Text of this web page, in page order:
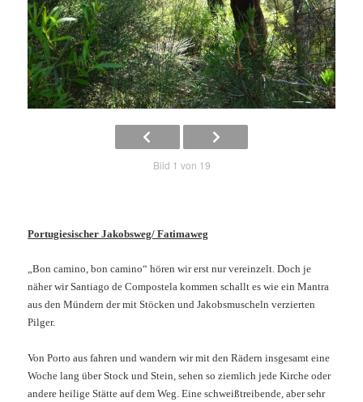
Bild 1 von 19
Portugiesischer Jakobsweg/ Fatimaweg
„Bon camino, bon camino“ hören wir erst nur vereinzelt. Doch je
näher wir Santiago de Compostela kommen schallt es wie ein Mantra
aus den Mündern der mit Stöcken und Jakobsmuscheln verzierten
Pilger.
Von Porto aus fahren und wandern wir mit den Rädern insgesamt eine
Woche lang über Stock und Stein, sehen so ziemlich jede Kirche oder
andere heilige Stätte auf dem Weg. Eine schweißtreibende, aber sehr